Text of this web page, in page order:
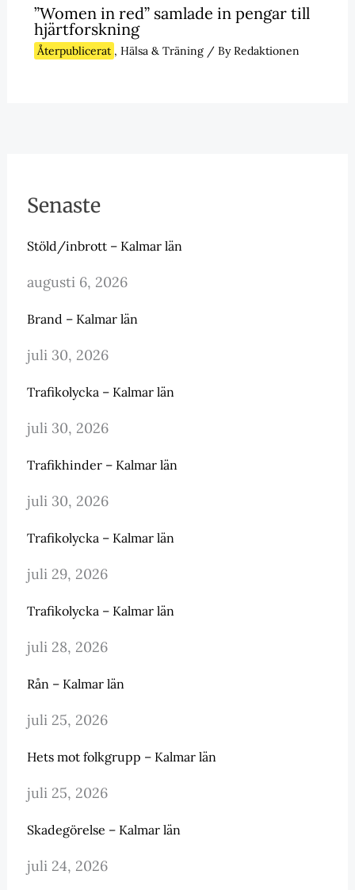
”Women in red” samlade in pengar till
hjärtforskning
Återpublicerat , Hälsa & Träning/ ByRedaktionen
Senaste
Stöld/inbrott – Kalmar län
augusti 6, 2026
Brand – Kalmar län
juli 30, 2026
Trafikolycka – Kalmar län
juli 30, 2026
Trafikhinder – Kalmar län
juli 30, 2026
Trafikolycka – Kalmar län
juli 29, 2026
Trafikolycka – Kalmar län
juli 28, 2026
Rån – Kalmar län
juli 25, 2026
Hets mot folkgrupp – Kalmar län
juli 25, 2026
Skadegörelse – Kalmar län
juli 24, 2026